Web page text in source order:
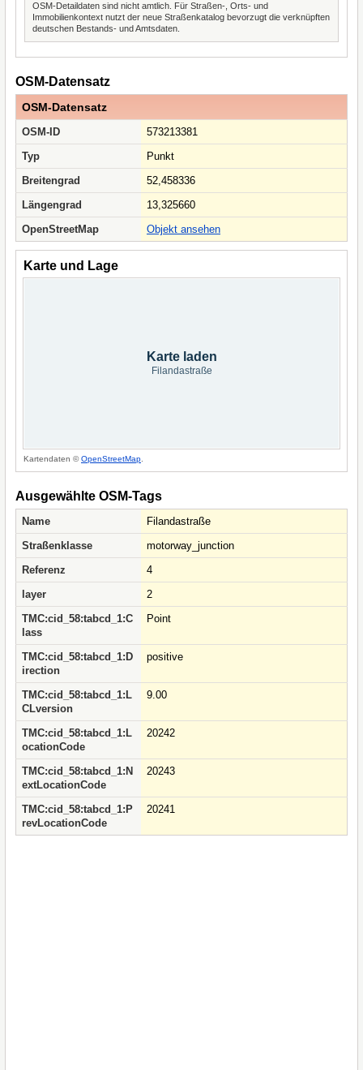
OSM-Detaildaten sind nicht amtlich. Für Straßen-, Orts- und
Immobilienkontext nutzt der neue Straßenkatalog bevorzugt die verknüpften
deutschen Bestands- und Amtsdaten.
OSM-Datensatz
OSM-Datensatz
OSM-ID
573213381
Typ
Punkt
Breitengrad
52,458336
Längengrad
13,325660
OpenStreetMap
Objekt ansehen
Karte und Lage
Karte laden
Filandastraße
Kartendaten ©OpenStreetMap
Ausgewählte OSM-Tags
Name
Filandastraße
Straßenklasse
motorway_junction
Referenz
4
layer
2
TMC:cid_58:tabcd_1:C
lass
Point
TMC:cid_58:tabcd_1:D
irection
positive
TMC:cid_58:tabcd_1:L
CLversion
9.00
TMC:cid_58:tabcd_1:L
ocationCode
20242
TMC:cid_58:tabcd_1:N
extLocationCode
20243
TMC:cid_58:tabcd_1:P
revLocationCode
20241